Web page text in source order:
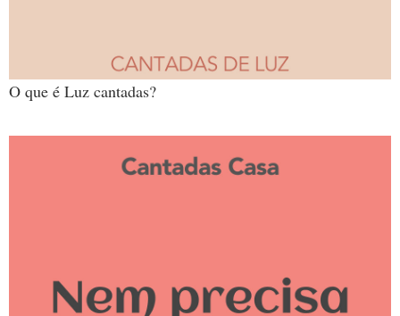
O que é Luz cantadas?